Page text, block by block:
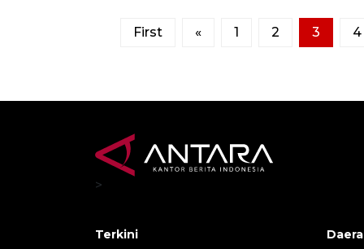
First « 1 2 3 4
>
Terkini